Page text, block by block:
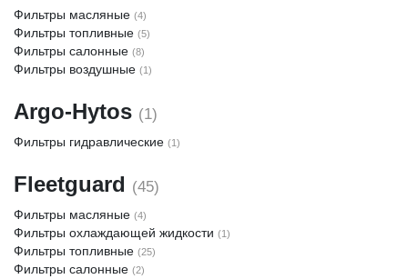
Фильтры масляные (4)
Фильтры топливные (5)
Фильтры салонные (8)
Фильтры воздушные (1)
Argo-Hytos (1)
Фильтры гидравлические (1)
Fleetguard (45)
Фильтры масляные (4)
Фильтры охлаждающей жидкости (1)
Фильтры топливные (25)
Фильтры салонные (2)